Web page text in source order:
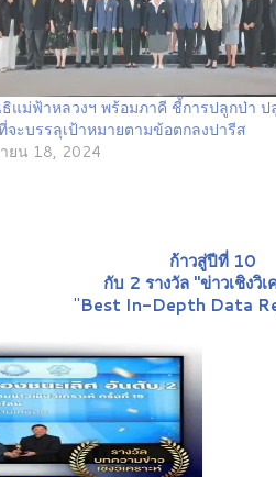
แม่ฟ้าหลวงฯ พร้อมภาคี ชี้การปลูกป่า ป
จะบรรลุเป้าหมายตามข้อตกลงปารีส
ยน 18, 2024
ก้าวสู่ปีที่ 10
กับ 2 รางวัล "ข่าวเชิงวิเ
"Best In-Depth Data